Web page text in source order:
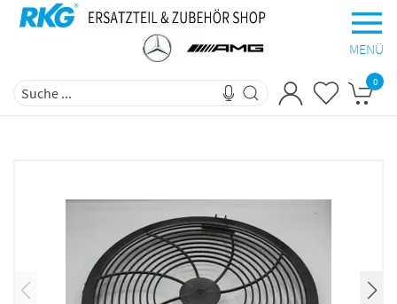
MENÜ
0